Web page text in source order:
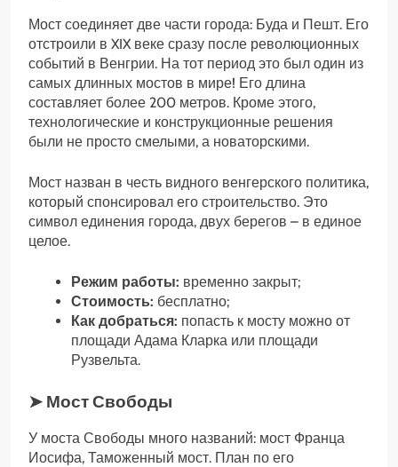
Мост соединяет две части города: Буда и Пешт. Его
отстроили в XIX веке сразу после революционных
событий в Венгрии. На тот период это был один из
самых длинных мостов в мире! Его длина
составляет более 200 метров. Кроме этого,
технологические и конструкционные решения
были не просто смелыми, а новаторскими.
Мост назван в честь видного венгерского политика,
который спонсировал его строительство. Это
символ единения города, двух берегов – в единое
целое.
Режим работы: временно закрыт;
Стоимость: бесплатно;
Как добраться: попасть к мосту можно от
площади Адама Кларка или площади
Рузвельта.
➤ Мост Свободы
У моста Свободы много названий: мост Франца
Иосифа, Таможенный мост. План по его